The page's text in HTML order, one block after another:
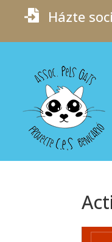
 Házte